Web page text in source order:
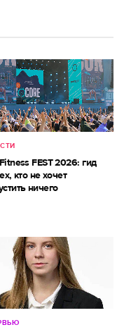
FEST 2026: гид
кто не хочет
ничего